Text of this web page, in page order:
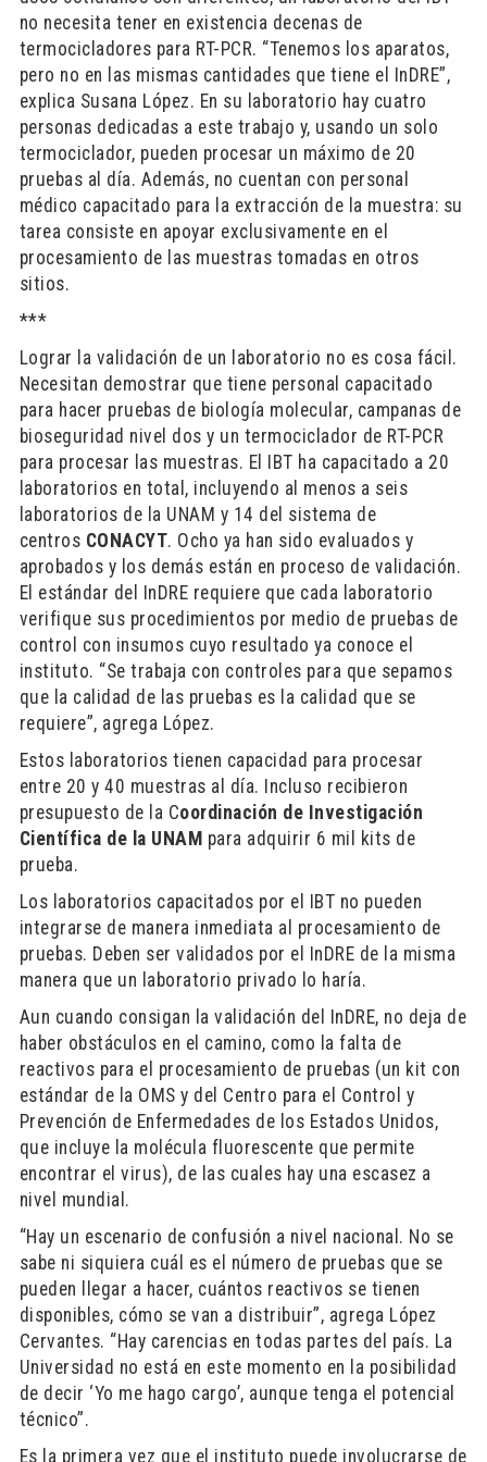
no necesita tener en existencia decenas de
termocicladores para RT-PCR. “Tenemos los aparatos,
pero no en las mismas cantidades que tiene el InDRE”,
explica Susana López. En su laboratorio hay cuatro
personas dedicadas a este trabajo y, usando un solo
termociclador, pueden procesar un máximo de 20
pruebas al día. Además, no cuentan con personal
médico capacitado para la extracción de la muestra: su
tarea consiste en apoyar exclusivamente en el
procesamiento de las muestras tomadas en otros
sitios.
***
Lograr la validación de un laboratorio no es cosa fácil.
Necesitan demostrar que tiene personal capacitado
para hacer pruebas de biología molecular, campanas de
bioseguridad nivel dos y un termociclador de RT-PCR
para procesar las muestras. El IBT ha capacitado a 20
laboratorios en total, incluyendo al menos a seis
laboratorios de la UNAM y 14 del sistema de
centros CONACYT. Ocho ya han sido evaluados y
aprobados y los demás están en proceso de validación.
El estándar del InDRE requiere que cada laboratorio
verifique sus procedimientos por medio de pruebas de
control con insumos cuyo resultado ya conoce el
instituto. “Se trabaja con controles para que sepamos
que la calidad de las pruebas es la calidad que se
requiere”, agrega López.
Estos laboratorios tienen capacidad para procesar
entre 20 y 40 muestras al día. Incluso recibieron
presupuesto de la Coordinación de Investigación
Científica de la UNAM para adquirir 6 mil kits de
prueba.
Los laboratorios capacitados por el IBT no pueden
integrarse de manera inmediata al procesamiento de
pruebas. Deben ser validados por el InDRE de la misma
manera que un laboratorio privado lo haría.
Aun cuando consigan la validación del InDRE, no deja de
haber obstáculos en el camino, como la falta de
reactivos para el procesamiento de pruebas (un kit con
estándar de la OMS y del Centro para el Control y
Prevención de Enfermedades de los Estados Unidos,
que incluye la molécula fluorescente que permite
encontrar el virus), de las cuales hay una escasez a
nivel mundial.
“Hay un escenario de confusión a nivel nacional. No se
sabe ni siquiera cuál es el número de pruebas que se
pueden llegar a hacer, cuántos reactivos se tienen
disponibles, cómo se van a distribuir”, agrega López
Cervantes. “Hay carencias en todas partes del país. La
Universidad no está en este momento en la posibilidad
de decir ‘Yo me hago cargo’, aunque tenga el potencial
técnico”.
Es la primera vez que el instituto puede involucrarse de